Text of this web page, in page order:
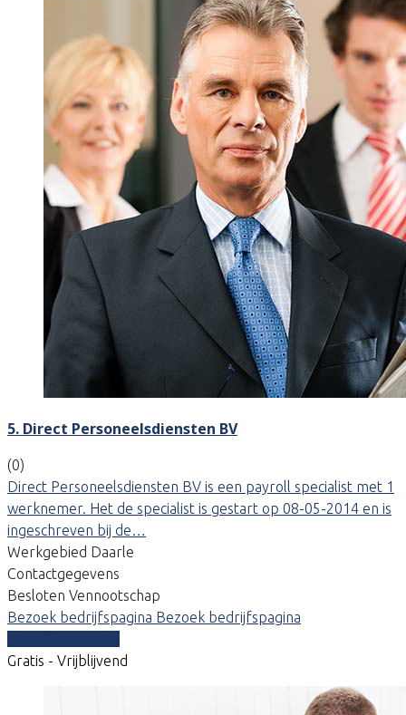
5. Direct Personeelsdiensten BV
(0)
Direct Personeelsdiensten BV is een payroll specialist met 1
werknemer. Het de specialist is gestart op 08-05-2014 en is
ingeschreven bij de…
Werkgebied Daarle
Contactgegevens
Besloten Vennootschap
Bezoek bedrijfspagina Bezoek bedrijfspagina
Gratis - Vrijblijvend